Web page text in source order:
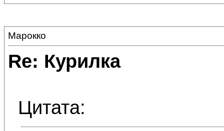
Марокко
Re: Курилка
Цитата: